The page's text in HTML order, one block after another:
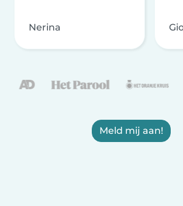
Nerina
Meld mij aan!